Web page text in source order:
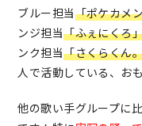
ブルー担当「ポケカメ
ンジ担当「ふぇにくろ
ンク担当「さくらくん
人で活動している、お
他の歌い手グループに